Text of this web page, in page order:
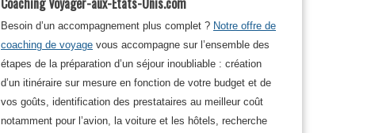
Besoin d’un accompagnement plus complet ? Notre offre de
coaching de voyage vous accompagne sur l’ensemble des
étapes de la préparation d’un séjour inoubliable : création
d’un itinéraire sur mesure en fonction de votre budget et de
vos goûts, identification des prestataires au meilleur coût
notamment pour l’avion, la voiture et les hôtels, recherche